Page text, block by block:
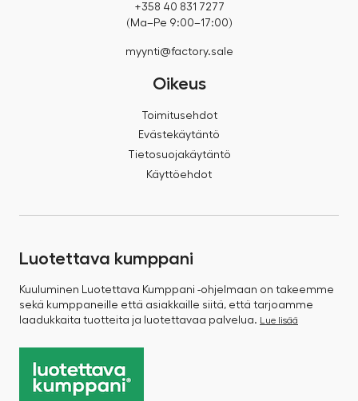
+358 40 831 7277
(Ma–Pe 9:00–17:00)
myynti@factory.sale
Oikeus
Toimitusehdot
Evästekäytäntö
Tietosuojakäytäntö
Käyttöehdot
Luotettava kumppani
Kuuluminen Luotettava Kumppani -ohjelmaan on takeemme
sekä kumppaneille että asiakkaille siitä, että tarjoamme
laadukkaita tuotteita ja luotettavaa palvelua. Lue lisää